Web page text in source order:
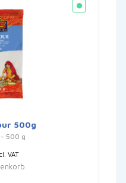
500g
500 g
VAT